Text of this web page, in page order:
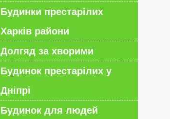
Будинки престарілих
Харків райони
Долгяд за хворими
Будинок престарілих у
Дніпрі
Будинок для людей